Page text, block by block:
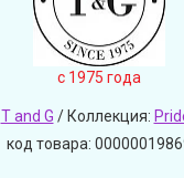
c 1975 года
T and G / Коллекция:
код товара: